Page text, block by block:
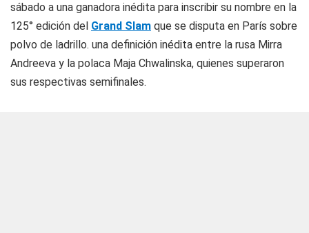
sábado a una ganadora inédita para inscribir su nombre en la
125° edición del Grand Slam que se disputa en París sobre
polvo de ladrillo. una definición inédita entre la rusa Mirra
Andreeva y la polaca Maja Chwalinska, quienes superaron
sus respectivas semifinales.